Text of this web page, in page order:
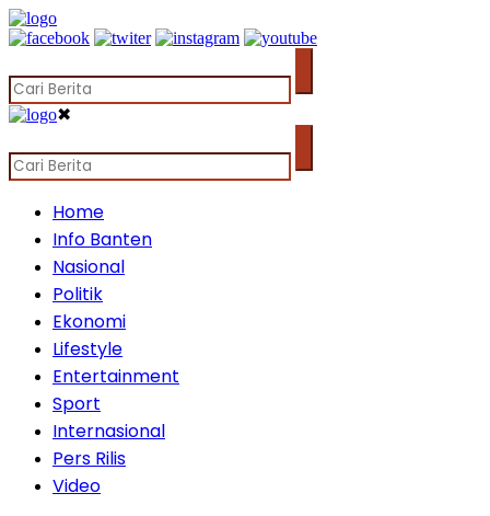
✖
Home
Info Banten
Nasional
Politik
Ekonomi
Lifestyle
Entertainment
Sport
Internasional
Pers Rilis
Video